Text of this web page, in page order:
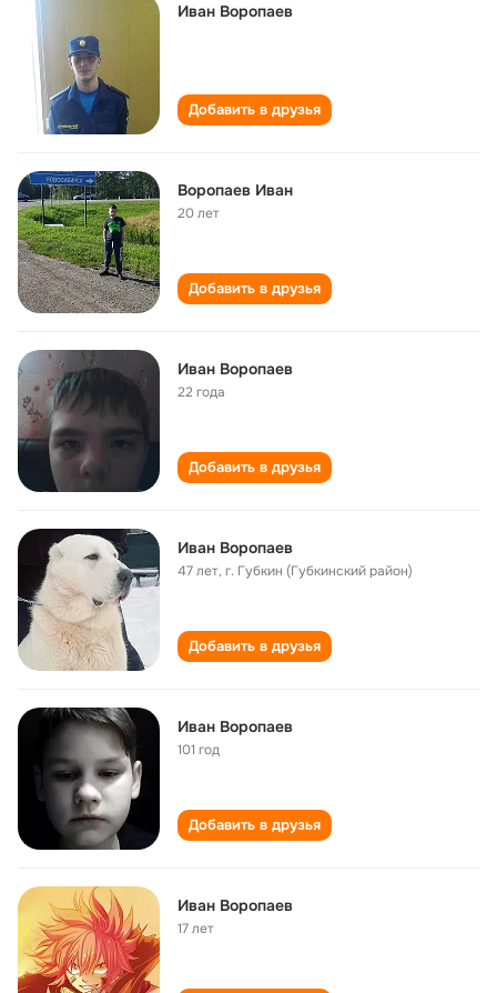
Иван Воропаев
Добавить в друзья
Воропаев Иван
20 лет
Добавить в друзья
Иван Воропаев
22 года
Добавить в друзья
Иван Воропаев
47 лет,г. Губкин (Губкинский район)
Добавить в друзья
Иван Воропаев
101 год
Добавить в друзья
Иван Воропаев
17 лет